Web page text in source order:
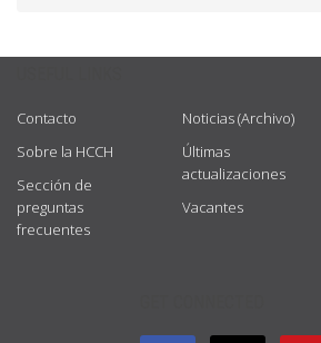
Contacto
Sobre la HCCH
Sección de
preguntas
frecuentes
Noticias (Archivo)
Últimas
actualizaciones
Vacantes